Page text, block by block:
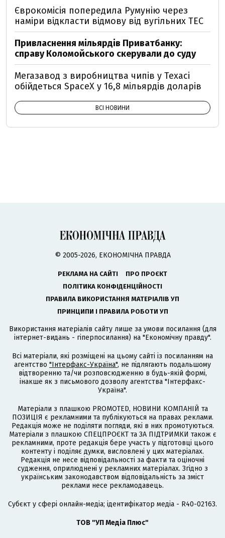
Єврокомісія попередила Румунію через
наміри відкласти відмову від вугільних ТЕС
Привласнення мільярдів Приватбанку:
справу Коломойського скерували до суду
Мегазавод з виробництва чипів у Техасі
обійдеться SpaceX у 16,8 мільярдів доларів
ВСІ НОВИНИ
© 2005-2026, ЕКОНОМІЧНА ПРАВДА
РЕКЛАМА НА САЙТІ
ПРО ПРОЄКТ
ПОЛІТИКА КОНФІДЕНЦІЙНОСТІ
ПРАВИЛА ВИКОРИСТАННЯ МАТЕРІАЛІВ УП
ПРИНЦИПИ І ПРАВИЛА РОБОТИ УП
Використання матеріалів сайту лише за умови посилання (для
інтернет-видань - гіперпосилання) на "Економічну правду".
Всі матеріали, які розміщені на цьому сайті із посиланням на
агентство "Інтерфакс-Україна", не підлягають подальшому
відтворенню та/чи розповсюдженню в будь-якій формі,
інакше як з письмового дозволу агентства "Інтерфакс-
Україна".
Матеріали з плашкою PROMOTED, НОВИНИ КОМПАНІЙ та
ПОЗИЦІЯ є рекламними та публікуються на правах реклами.
Редакція може не поділяти погляди, які в них промотуються.
Матеріали з плашкою СПЕЦПРОЄКТ та ЗА ПІДТРИМКИ також є
рекламними, проте редакція бере участь у підготовці цього
контенту і поділяє думки, висловлені у цих матеріалах.
Редакція не несе відповідальності за факти та оціночні
судження, оприлюднені у рекламних матеріалах. Згідно з
українським законодавством відповідальність за зміст
реклами несе рекламодавець.
Cубєкт у сфері онлайн-медіа; ідентифікатор медіа - R40-02163.
ТОВ "УП Медіа Плюс"